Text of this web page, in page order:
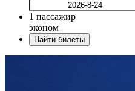
1 пассажир
эконом
Найти билеты